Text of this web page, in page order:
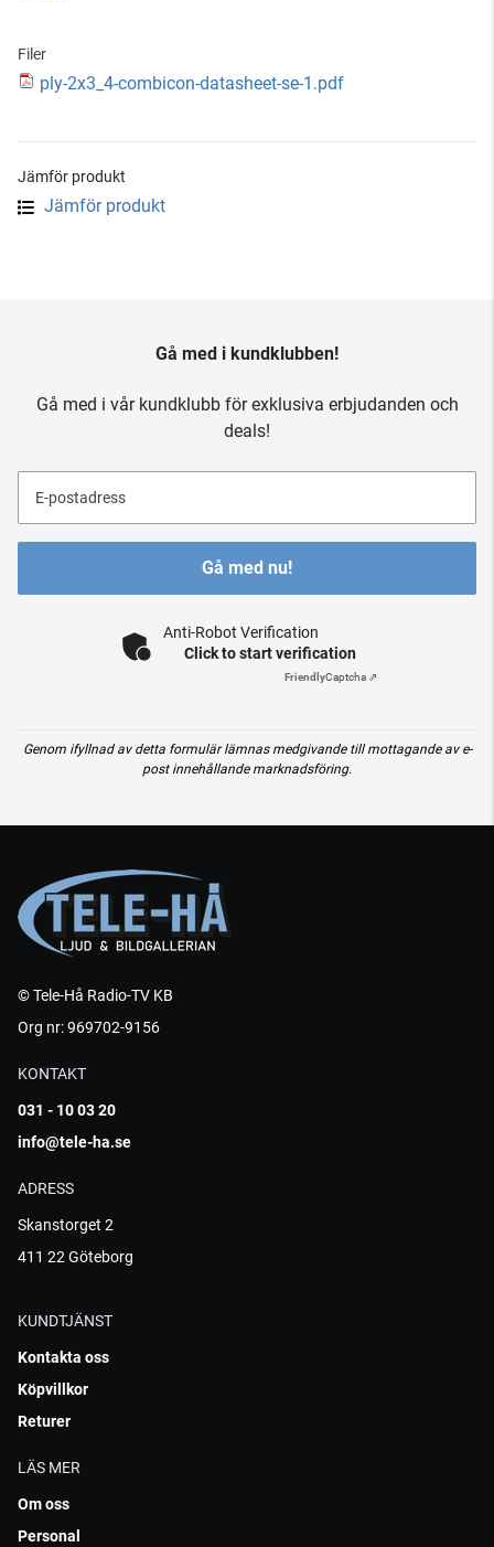
Filer
ply-2x3_4-combicon-datasheet-se-1.pdf
Jämför produkt
Jämför produkt
Gå med i kundklubben!
Gå med i vår kundklubb för exklusiva erbjudanden och
deals!
E-postadress
Gå med nu!
Anti-Robot Verification
Click to start verification
FriendlyCaptcha ⇗
Genom ifyllnad av detta formulär lämnas medgivande till mottagande av e-
post innehållande marknadsföring.
© Tele-Hå Radio-TV KB
Org nr: 969702-9156
KONTAKT
031 - 10 03 20
info@tele-ha.se
ADRESS
Skanstorget 2
411 22 Göteborg
KUNDTJÄNST
Kontakta oss
Köpvillkor
Returer
LÄS MER
Om oss
Personal